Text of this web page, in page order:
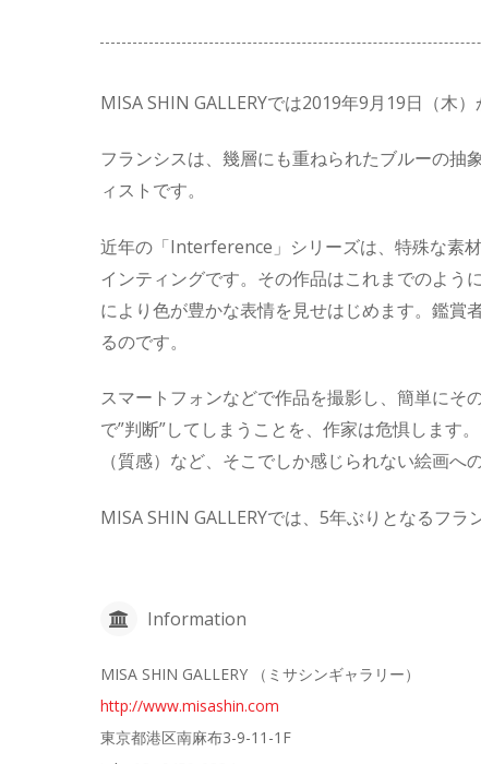
MISA SHIN GALLERYでは2019年9月 19日（木）
フランシスは、幾層にも重ねられたブルーの抽
ィストです。
近年の「Interference 」シリーズは、特殊な素
インティングです。その作品はこれまでのよう
により色が豊かな表情を見せはじめます。鑑賞
るのです。
スマートフォンなどで作品を撮影し、簡単にそ
で”判断”してしまうことを、作家は危惧します
（質感）など、そこでしか感じられない絵画へ
MISA SHIN GALLERYでは、5年ぶりとなるフ
Information
MISA SHIN GALLERY （ミサシンギャラリー）
http://www.misashin.com
東京都港区南麻布3-9-11-1F